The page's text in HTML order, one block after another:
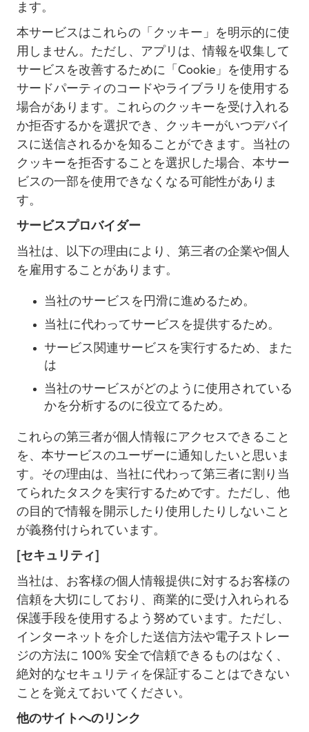
ます。
本サービスはこれらの「クッキー」を明示的に使
用しません。ただし、アプリは、情報を収集して
サービスを改善するために「Cookie」を使用する
サードパーティのコードやライブラリを使用する
場合があります。これらのクッキーを受け入れる
か拒否するかを選択でき、クッキーがいつデバイ
スに送信されるかを知ることができます。当社の
クッキーを拒否することを選択した場合、本サー
ビスの一部を使用できなくなる可能性がありま
す。
サービスプロバイダー
当社は、以下の理由により、第三者の企業や個人
を雇用することがあります。
当社のサービスを円滑に進めるため。
当社に代わってサービスを提供するため。
サービス関連サービスを実行するため、また
は
当社のサービスがどのように使用されている
かを分析するのに役立てるため。
これらの第三者が個人情報にアクセスできること
を、本サービスのユーザーに通知したいと思いま
す。その理由は、当社に代わって第三者に割り当
てられたタスクを実行するためです。ただし、他
の目的で情報を開示したり使用したりしないこと
が義務付けられています。
[セキュリティ]
当社は、お客様の個人情報提供に対するお客様の
信頼を大切にしており、商業的に受け入れられる
保護手段を使用するよう努めています。ただし、
インターネットを介した送信方法や電子ストレー
ジの方法に 100% 安全で信頼できるものはなく、
絶対的なセキュリティを保証することはできない
ことを覚えておいてください。
他のサイトへのリンク